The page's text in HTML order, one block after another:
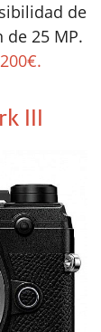
de
25 MP.
III